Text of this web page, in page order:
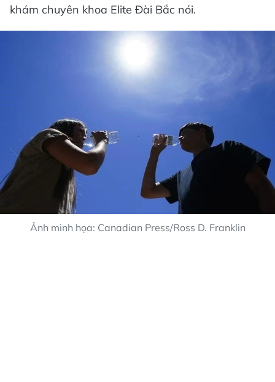
khám chuyên khoa Elite Đài Bắc nói.
Ảnh minh họa: Canadian Press/Ross D. Franklin